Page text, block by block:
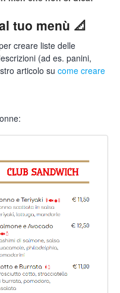
tuo menù 📐
creare liste delle
(ad es. panini,
articolo su come creare